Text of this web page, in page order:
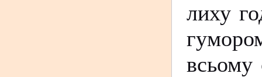
лиху
всьому